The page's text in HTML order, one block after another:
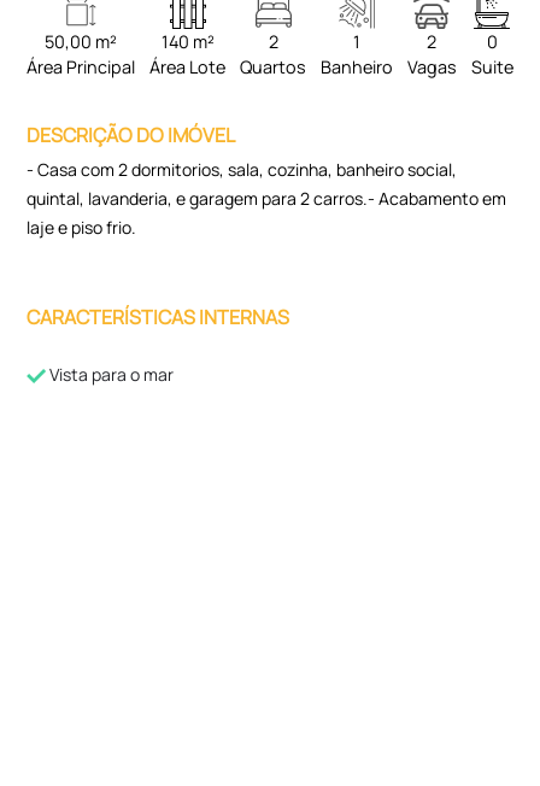
50,00 m²
Área Principal
140 m²
Área Lote
2
Quartos
1
Banheiro
2
Vagas
0
Suite
DESCRIÇÃO DO IMÓVEL
- Casa com 2 dormitorios, sala, cozinha, banheiro social,
quintal, lavanderia, e garagem para 2 carros.- Acabamento em
laje e piso frio.
CARACTERÍSTICAS INTERNAS
Vista para o mar